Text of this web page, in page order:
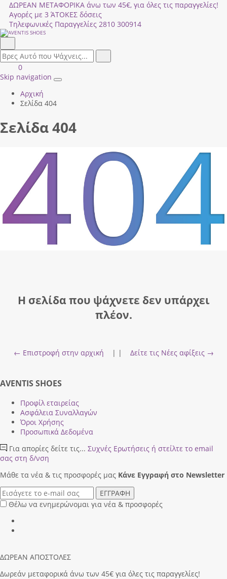
ΔΩΡΕΑΝ ΜΕΤΑΦΟΡΙΚΑ άνω των 45€, για όλες τις παραγγελίες!
Αγορές με 3 ΆΤΟΚΕΣ δόσεις
Τηλεφωνικές Παραγγελίες 2810 300914
field.search
Είσοδος
|
ΚΑΛΑΘΙ
ΑΓΟΡΩΝ
0
Skip navigation
Toggle
Αρχική
Σελίδα 404
Σελίδα 404
Η σελίδα που ψάχνετε δεν υπάρχει
πλέον.
← Επιστροφή στην αρχική | | Δείτε τις Νέες αφίξεις →
AVENTIS SHOES
Προφίλ εταιρείας
Ασφάλεια Συναλλαγών
Όροι Χρήσης
Προσωπικά Δεδομένα
Για απορίες δείτε τις... Συχνές Ερωτήσεις ή στείλτε το email
σας στη δ/νση
Μάθε τα νέα & τις προσφορές μας Κάνε Eγγραφή στο Newsletter
ΕΓΓΡΑΦΗ
Θέλω να ενημερώνομαι για νέα & προσφορές
ΔΩΡΕΑΝ ΑΠΟΣΤΟΛΕΣ
Δωρεάν μεταφορικά άνω των 45€ για όλες τις παραγγελίες!